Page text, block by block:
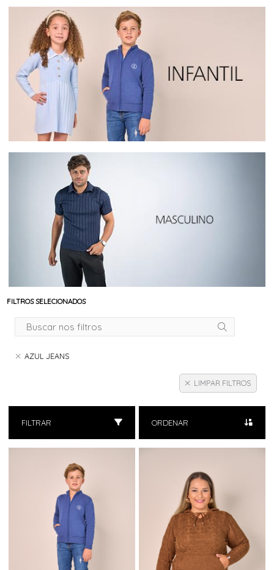
FILTROS SELECIONADOS
AZUL JEANS
LIMPAR FILTROS
FILTRAR ORDENAR